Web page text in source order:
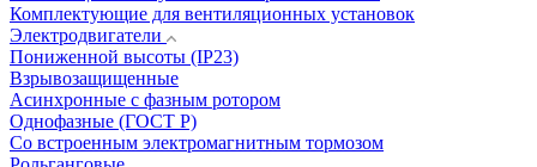
Комплектующие для вентиляционных установок
Электродвигатели
Пониженной высоты (IP23)
Взрывозащищенные
Асинхронные с фазным ротором
Однофазные (ГОСТ Р)
Со встроенным электромагнитным тормозом